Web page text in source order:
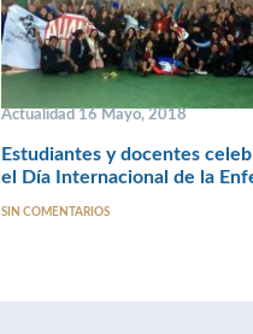
Actualidad 16 Mayo, 2018
Estudiantes y docentes
el Día Internacional de la
SIN COMENTARIOS